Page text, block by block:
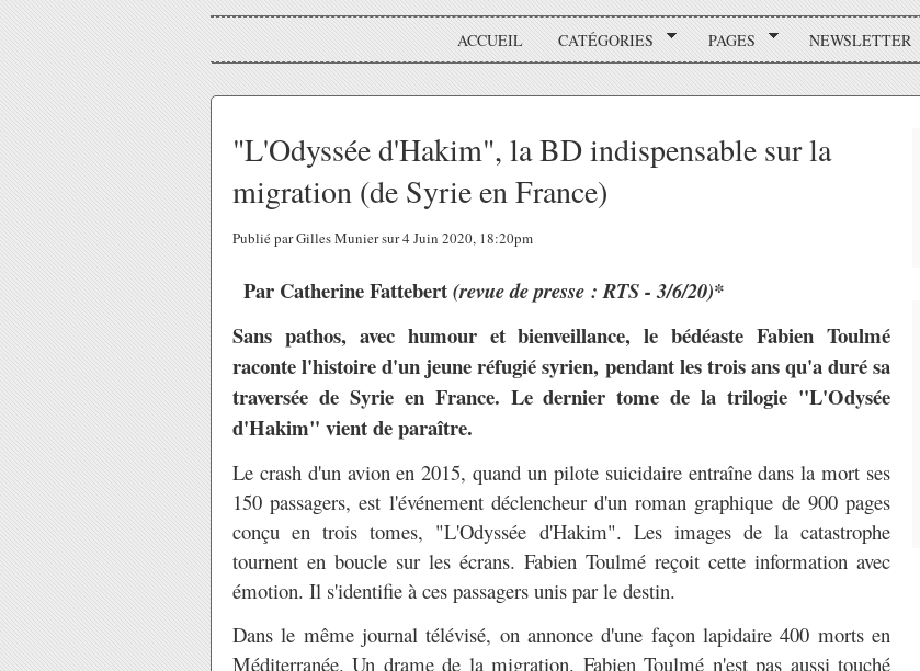
ACCUEIL CATÉGORIES PAGES NEWSLETTER
"L'Odyssée d'Hakim", la BD indispensable sur la
migration (de Syrie en France)
Publié par Gilles Munier sur 4 Juin 2020, 18:20pm
Par Catherine Fattebert(revue de presse : RTS - 3/6/20)*
Sans pathos, avec humour et bienveillance, le bédéaste Fabien Toulmé
raconte l'histoire d'un jeune réfugié syrien, pendant les trois ans qu'a duré sa
traversée de Syrie en France. Le dernier tome de la trilogie "L'Odysée
d'Hakim" vient de paraître.
Le crash d'un avion en 2015, quand un pilote suicidaire entraîne dans la mort ses
150 passagers, est l'événement déclencheur d'un roman graphique de 900 pages
conçu en trois tomes, "L'Odyssée d'Hakim". Les images de la catastrophe
tournent en boucle sur les écrans. Fabien Toulmé reçoit cette information avec
émotion. Il s'identifie à ces passagers unis par le destin.
Dans le même journal télévisé, on annonce d'une façon lapidaire 400 morts en
Méditerranée. Un drame de la migration. Fabien Toulmé n'est pas aussi touché